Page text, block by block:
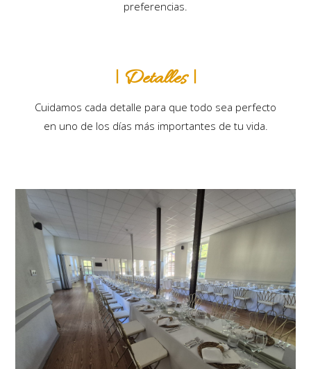
preferencias.
| Detalles |
Cuidamos cada detalle para que todo sea perfecto
en uno de los días más importantes de tu vida.